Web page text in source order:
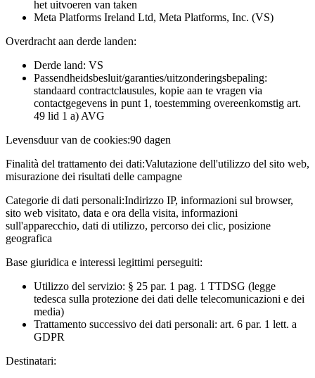
het uitvoeren van taken
Meta Platforms Ireland Ltd, Meta Platforms, Inc. (VS)
Overdracht aan derde landen:
Derde land: VS
Passendheidsbesluit/garanties/uitzonderingsbepaling:
standaard contractclausules, kopie aan te vragen via
contactgegevens in punt 1, toestemming overeenkomstig art.
49 lid 1 a) AVG
Levensduur van de cookies:90 dagen
Finalità del trattamento dei dati:Valutazione dell'utilizzo del sito web,
misurazione dei risultati delle campagne
Categorie di dati personali:Indirizzo IP, informazioni sul browser,
sito web visitato, data e ora della visita, informazioni
sull'apparecchio, dati di utilizzo, percorso dei clic, posizione
geografica
Base giuridica e interessi legittimi perseguiti:
Utilizzo del servizio: § 25 par. 1 pag. 1 TTDSG (legge
tedesca sulla protezione dei dati delle telecomunicazioni e dei
media)
Trattamento successivo dei dati personali: art. 6 par. 1 lett. a
GDPR
Destinatari: